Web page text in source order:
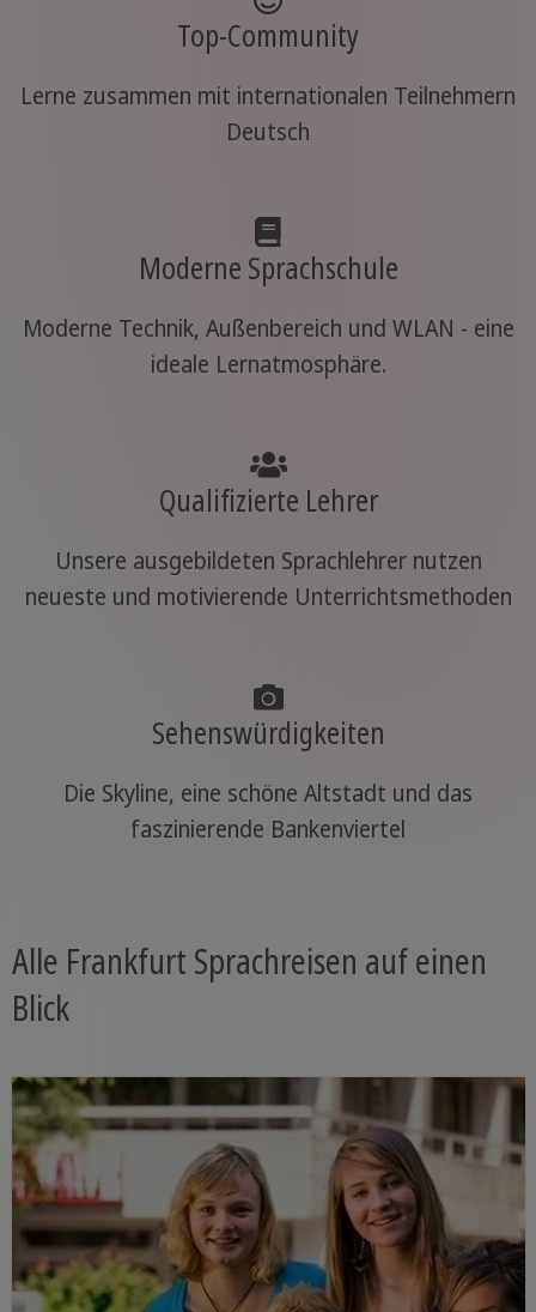
Top-Community
Lerne zusammen mit internationalen Teilnehmern
Deutsch
Moderne Sprachschule
Moderne Technik, Außenbereich und WLAN - eine
ideale Lernatmosphäre.
Qualifizierte Lehrer
Unsere ausgebildeten Sprachlehrer nutzen
neueste und motivierende Unterrichtsmethoden
Sehenswürdigkeiten
Die Skyline, eine schöne Altstadt und das
faszinierende Bankenviertel
Alle Frankfurt Sprachreisen auf einen
Blick